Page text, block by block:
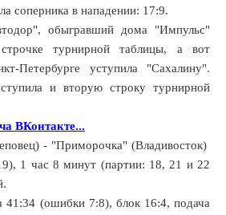
соперника в нападении: 17:9.
обыгравший дома "Импульс"
турнирной таблицы, а вот
Петербурге уступила "Сахалину".
и вторую строку турнирной
ВКонтакте...
- "Приморочка" (Владивосток)
1 час 8 минут (партии: 18, 21 и 22
41:34 (ошибки 7:8), блок 16:4, подача